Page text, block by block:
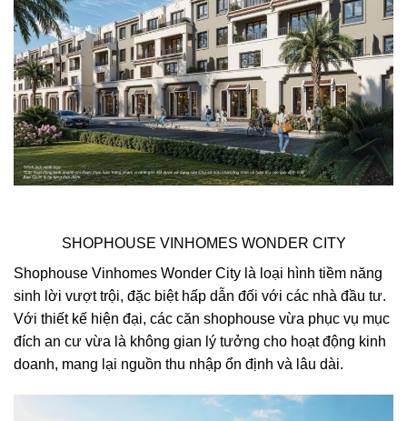
SHOPHOUSE VINHOMES WONDER CITY
Shophouse Vinhomes Wonder City là loại hình tiềm năng
sinh lời vượt trội, đặc biệt hấp dẫn đối với các nhà đầu tư.
Với thiết kế hiện đại, các căn shophouse vừa phục vụ mục
đích an cư vừa là không gian lý tưởng cho hoạt động kinh
doanh, mang lại nguồn thu nhập ổn định và lâu dài.